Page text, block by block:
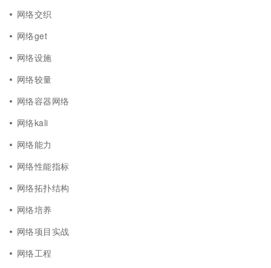
网络交织
网络get
网络设施
网络较量
网络容器网络
网络kali
网络能力
网络性能指标
网络拓扑结构
网络培养
网络项目实战
网络工程